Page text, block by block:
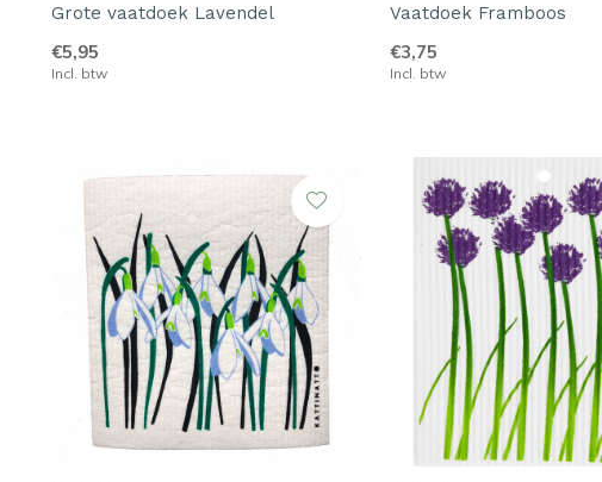
Grote vaatdoek Lavendel
€5,95
Incl. btw
Vaatdoek Framboos
€3,75
Incl. btw